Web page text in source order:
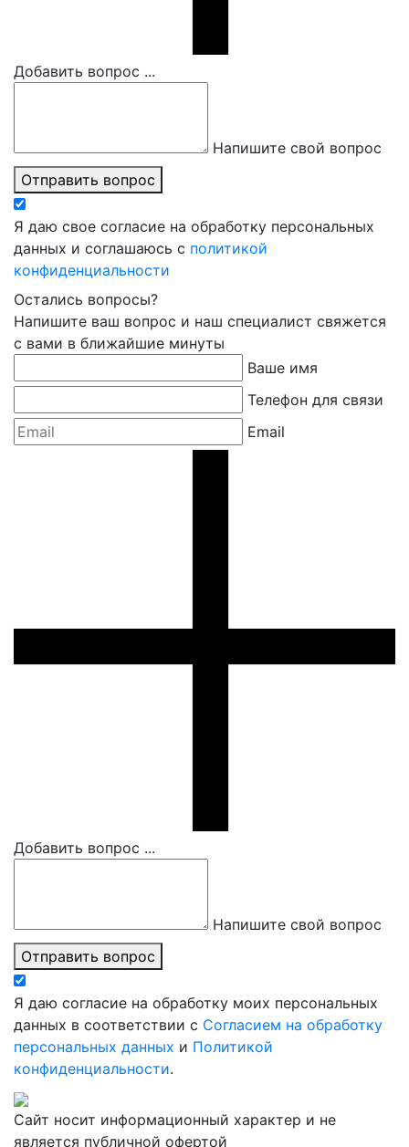
Добавить вопрос ...
Напишите свой вопрос
Отправить вопрос
Я даю свое согласие на обработку персональных
данных и соглашаюсь с политикой
конфиденциальности
Остались вопросы?
Напишите ваш вопрос и наш специалист свяжется
с вами в ближайшие минуты
Ваше имя
Телефон для связи
Email
Добавить вопрос ...
Напишите свой вопрос
Отправить вопрос
Я даю согласие на обработку моих персональных
данных в соответствии с Согласием на обработку
персональных данных и Политикой
конфиденциальности.
Сайт носит информационный характер и не
является публичной офертой